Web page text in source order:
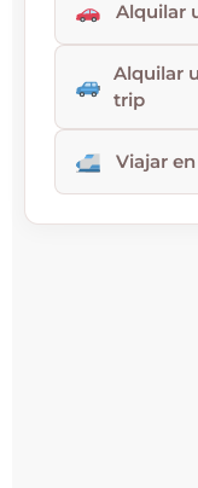
Alquilar
Alquilar
trip
Viajar